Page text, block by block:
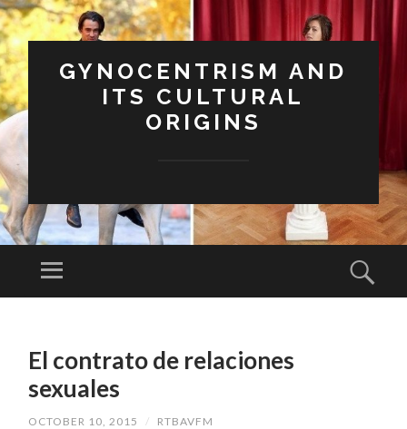
GYNOCENTRISM AND
ITS CULTURAL
ORIGINS
Menu
CONTENTEl contrato de relaciones
sexuales
OCTOBER 10, 2015 / RTBAVFM